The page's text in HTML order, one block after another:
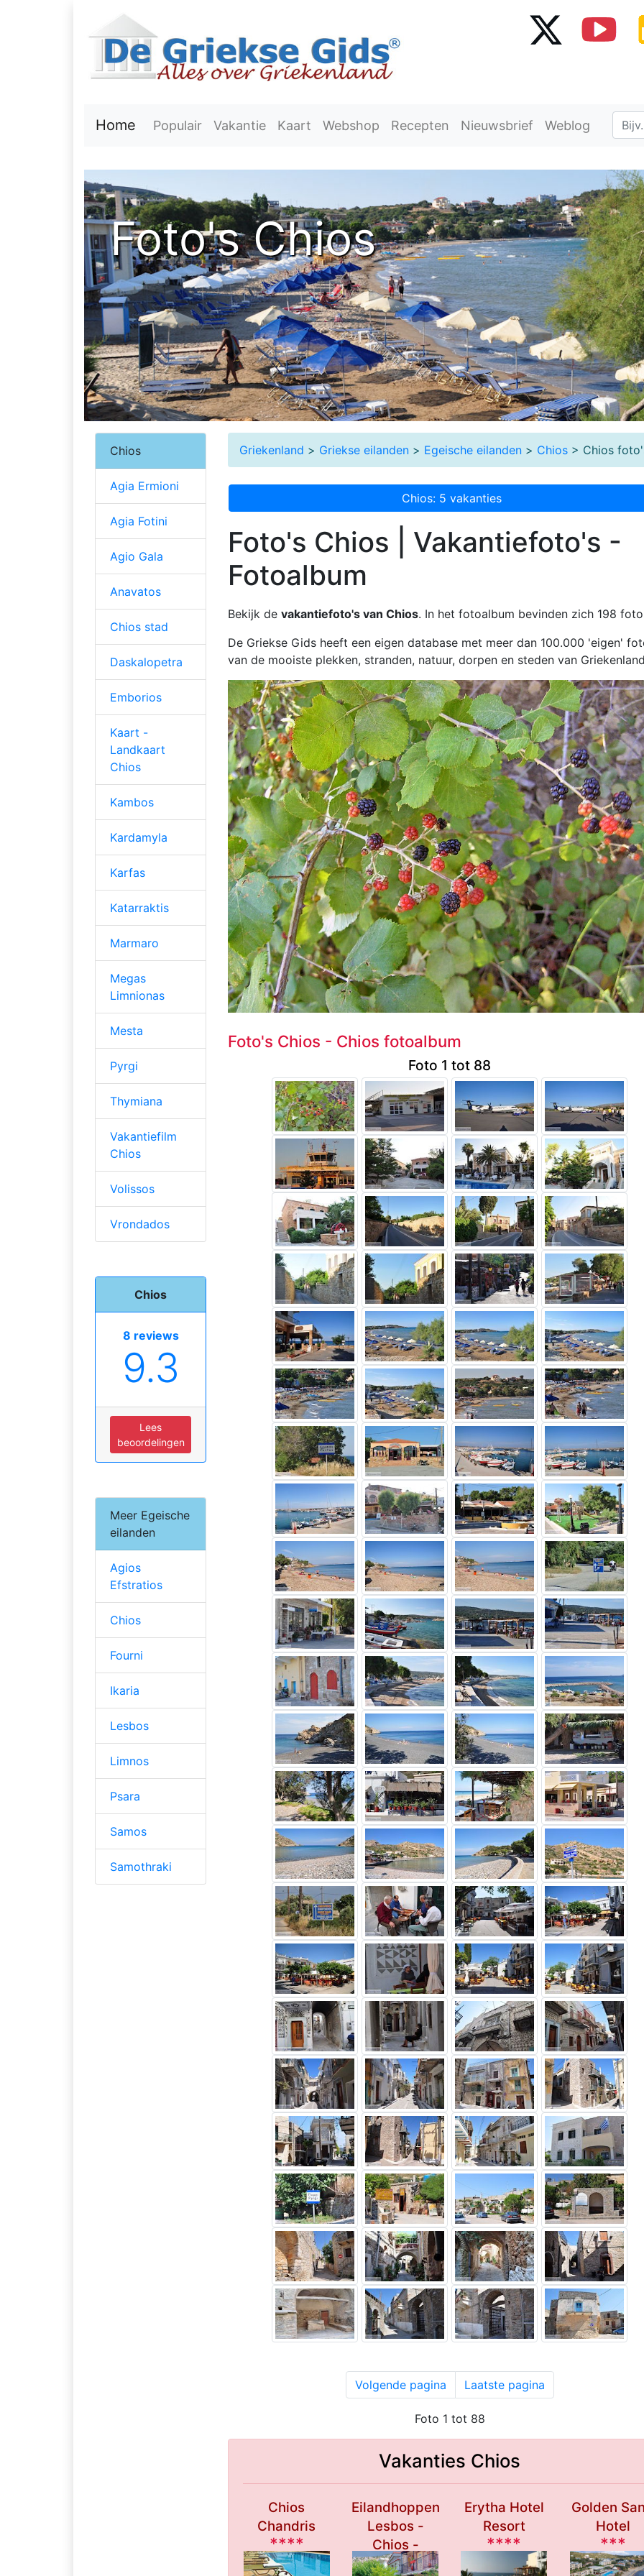
Home Populair Vakantie Kaart Webshop Recepten Nieuwsbrief Weblog
Foto's Chios
Griekenland > Griekse eilanden > Egeische eilanden > Chios > Chios
Chios: 5 vakanties
Foto's Chios | Vakantiefoto's -
Fotoalbum
Bekijk de vakantiefoto's van Chios. In het fotoalbum bevinden zich 198
De Griekse Gids heeft een eigen database met meer dan 100.000 'eigen'
van de mooiste plekken, stranden, natuur, dorpen en steden van
Foto's Chios - Chios fotoalbum
Foto 1 tot 88
Volgende pagina Laatste pagina
Foto 1 tot 88
Vakanties Chios
Chios
Chandris
****
Eilandhoppen
Lesbos -
Chios -
Samos
Erytha Hotel
Resort
****
Golden
Hotel
***
Chios
Agia Ermioni
Agia Fotini
Agio Gala
Anavatos
Chios stad
Daskalopetra
Emborios
Kaart -
Landkaart
Chios
Kambos
Kardamyla
Karfas
Katarraktis
Marmaro
Megas
Limnionas
Mesta
Pyrgi
Thymiana
Vakantiefilm
Chios
Volissos
Vrondados
Chios
8 reviews
9.3
Lees
beoordelingen
Meer Egeische
eilanden
Agios
Efstratios
Chios
Fourni
Ikaria
Lesbos
Limnos
Psara
Samos
Samothraki